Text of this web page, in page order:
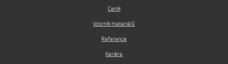
Ceník
Vzorník materiálů
Reference
Kariéra